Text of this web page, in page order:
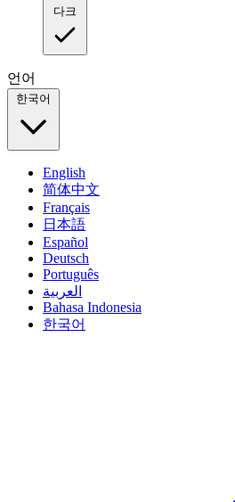
다크
언어
한국어
English
简体中文
Français
日本語
Español
Deutsch
Português
العربية
Bahasa Indonesia
한국어